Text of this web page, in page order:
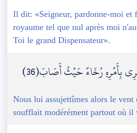
Il dit: «Seigneur, pardonne-moi et
royaume tel que nul après moi
Toi le grand Dispensateur».
بِأَمْرِهِ رُخَاءً حَيْثُ أَصَابَ(36)
Nous lui assujettîmes alors le vent
soufflait modérément partout où il